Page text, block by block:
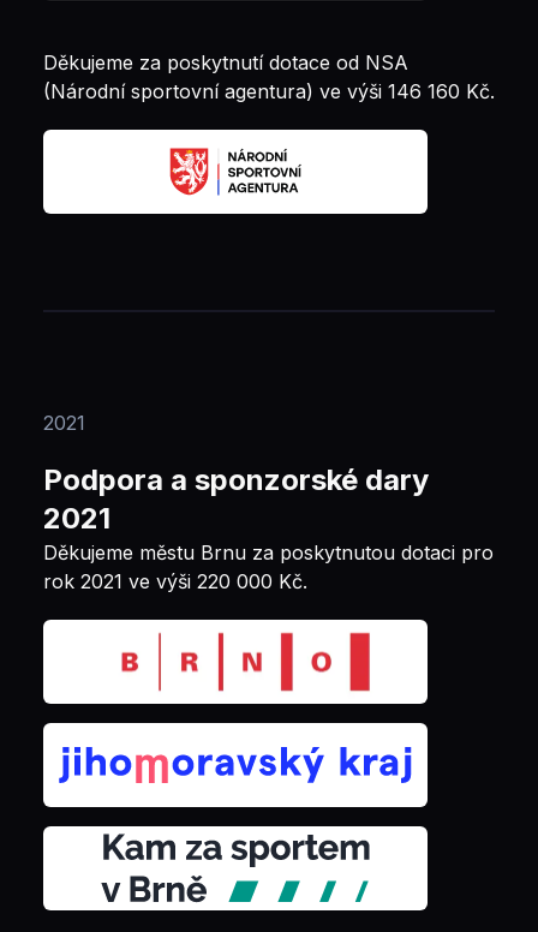
Děkujeme za poskytnutí dotace od NSA
(Národní sportovní agentura) ve výši 146 160 Kč.
2021
Podpora a sponzorské dary
2021
Děkujeme městu Brnu za poskytnutou dotaci pro
rok 2021 ve výši 220 000 Kč.